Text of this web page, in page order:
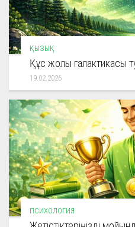
ҚЫЗЫҚ
Құс жолы галактикасы
19.02.2026
ПСИХОЛОГИЯ